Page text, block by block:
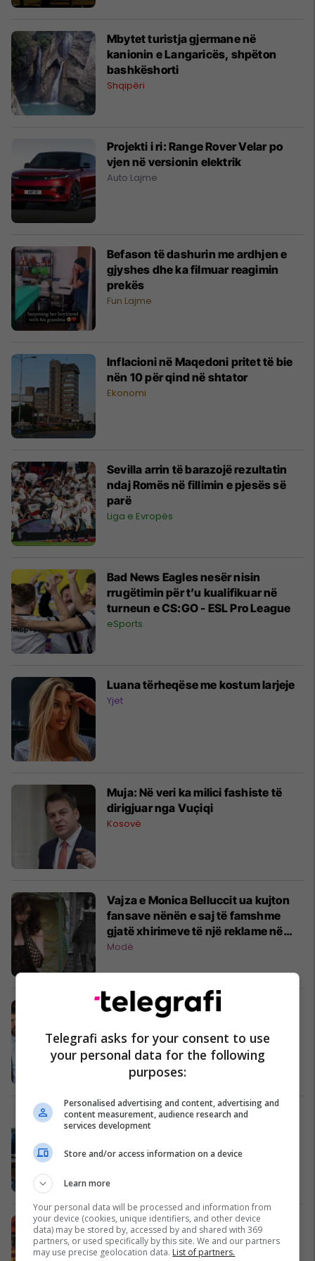
Mbytet turistja gjermane në
kanionin e Langaricës, shpëton
bashkëshorti
Shqipëri
Projekti i ri: Range Rover Velar po
vjen në versionin elektrik
Auto Lajme
Befason të dashurin me ardhjen e
gjyshes dhe ka filmuar reagimin
prekës
Fun Lajme
Inflacioni në Maqedoni pritet të bie
nën 10 për qind në shtator
Ekonomi
Sevilla arrin të barazojë rezultatin
ndaj Romës në fillimin e pjesës së
parë
Liga e Evropës
Bad News Eagles nesër nisin
rrugëtimin për t’u kualifikuar në
turneun e CS:GO - ESL Pro League
eSports
Luana tërheqëse me kostum larjeje
Yjet
Muja: Në veri ka milici fashiste të
dirigjuar nga Vuçiqi
Kosovë
Vajza e Monica Belluccit ua kujton
fansave nënën e saj të famshme
gjatë xhirimeve të një reklame në
Romë
Modë
Juventus dhe Exor po distancohen
gradualisht nga Andrea Agnelli
Serie A
SHBA me paketë të re sigurie prej
300 milionë dollarësh për Ukrainën
Roma shkon në pushim me një gol
epërsi ndaj Sevillas
Liga e Evropës
Telegrafi asks for your consent to use
your personal data for the following
purposes:
Personalised advertising and content, advertising and
content measurement, audience research and
services development
Store and/or access information on a device
Learn more
Your personal data will be processed and information from
your device (cookies, unique identifiers, and other device
data) may be stored by, accessed by and shared with 369
partners, or used specifically by this site. We and our partners
may use precise geolocation data. List of partners.